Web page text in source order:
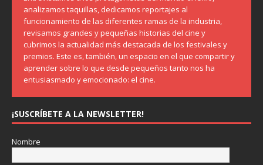
analizamos taquillas, dedicamos reportajes al
funcionamiento de las diferentes ramas de la industria,
revisamos grandes y pequeñas historias del cine y
cubrimos la actualidad más destacada de los festivales y
premios. Este es, también, un espacio en el que compartir y
aprender sobre lo que desde pequeños tanto nos ha
entusiasmado y emocionado: el cine.
¡SUSCRÍBETE A LA NEWSLETTER!
Nombre